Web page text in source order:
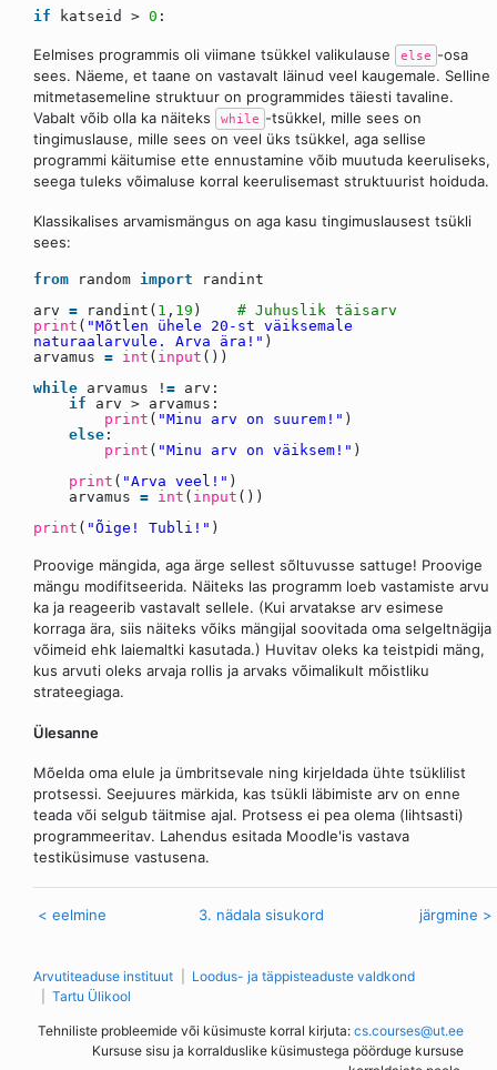
if katseid > 0 :
Eelmises programmis oli viimane tsükkel valikulause else -osa
sees. Näeme, et taane on vastavalt läinud veel kaugemale. Selline
mitmetasemeline struktuur on programmides täiesti tavaline.
Vabalt võib olla ka näiteks
while -tsükkel, mille sees on
tingimuslause, mille sees on veel üks tsükkel, aga sellise
programmi käitumise ette ennustamine võib muutuda keeruliseks,
seega tuleks võimaluse korral keerulisemast struktuurist hoiduda.
Klassikalises arvamismängus on aga kasu tingimuslausest tsükli
sees:
from random import
randint
arv = randint( 1 , 19 ) # Juhuslik täisarv
print ( "Mõtlen ühele 20-st väiksemale
naturaalarvule. Arva ära!" )
arvamus = int ( input ())
while arvamus ! = arv:
if
arv > arvamus:
print ( "Minu arv on suurem!" )
else :
print ( "Minu arv on väiksem!" )
print ( "Arva veel!" )
arvamus = int ( input ())
print ( "Õige! Tubli!" )
Proovige mängida, aga ärge sellest sõltuvusse sattuge! Proovige
mängu modifitseerida. Näiteks las programm loeb vastamiste arvu
ka ja reageerib vastavalt sellele. (Kui arvatakse arv esimese
korraga ära, siis näiteks võiks mängijal soovitada oma selgeltnägija
võimeid ehk laiemaltki kasutada.) Huvitav oleks ka teistpidi mäng,
kus arvuti oleks arvaja rollis ja arvaks võimalikult mõistliku
strateegiaga.
Ülesanne
Mõelda oma elule ja ümbritsevale ning kirjeldada ühte tsüklilist
protsessi. Seejuures märkida, kas tsükli läbimiste arv on enne
teada või selgub täitmise ajal. Protsess ei pea olema (lihtsasti)
programmeeritav. Lahendus esitada Moodle'is vastava
testiküsimuse vastusena.
< eelmine 3. nädala sisukord järgmine >
Arvutiteaduse instituut
Loodus- ja täppisteaduste valdkond
Tartu Ülikool
Tehniliste probleemide või küsimuste korral kirjuta: cs.courses@ut.ee
Kursuse sisu ja korralduslike küsimustega pöörduge kursuse